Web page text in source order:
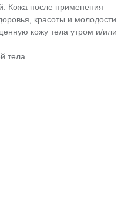
Кожа после применения
красоты и молодости.
кожу тела утром и/или
тела.